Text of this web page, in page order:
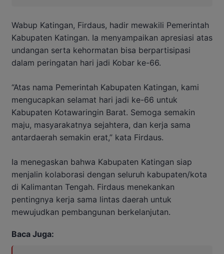
Wabup Katingan, Firdaus, hadir mewakili Pemerintah
Kabupaten Katingan. Ia menyampaikan apresiasi atas
undangan serta kehormatan bisa berpartisipasi
dalam peringatan hari jadi Kobar ke-66.
“Atas nama Pemerintah Kabupaten Katingan, kami
mengucapkan selamat hari jadi ke-66 untuk
Kabupaten Kotawaringin Barat. Semoga semakin
maju, masyarakatnya sejahtera, dan kerja sama
antardaerah semakin erat,” kata Firdaus.
Ia menegaskan bahwa Kabupaten Katingan siap
menjalin kolaborasi dengan seluruh kabupaten/kota
di Kalimantan Tengah. Firdaus menekankan
pentingnya kerja sama lintas daerah untuk
mewujudkan pembangunan berkelanjutan.
Baca Juga: